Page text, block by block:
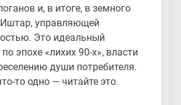
и, в итоге, в земного
управляющей
Это идеальный
эпохе «лихих 90-х», власти
души потребителя.
то одно — читайте это.